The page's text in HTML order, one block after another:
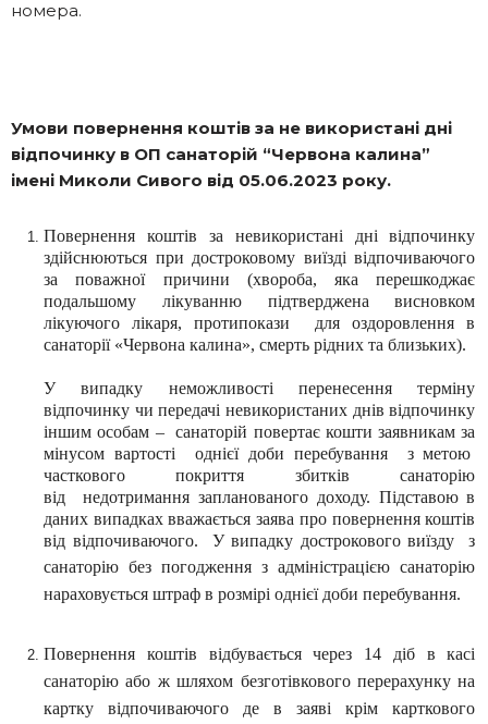
номера.
Умови повернення коштів за не використані дні
відпочинку в ОП санаторій “Червона калина”
імені Миколи Сивого від 05.06.2023 року.
Повернення коштів за невикористані дні відпочинку
здійснюються при достроковому виїзді відпочиваючого
за поважної причини (хвороба, яка перешкоджає
подальшому лікуванню підтверджена висновком
лікуючого лікаря, протипокази для оздоровлення в
санаторії «Червона калина», смерть рідних та близьких).
У випадку неможливості перенесення терміну
відпочинку чи передачі невикористаних днів відпочинку
іншим особам – санаторій повертає кошти заявникам за
мінусом вартості
однієї доби перебування з метою
часткового покриття збитків санаторію
від
недотримання запланованого доходу. Підставою в
даних випадках вважається заява про повернення коштів
від відпочиваючого.
У випадку дострокового виїзду з
санаторію без погодження з адміністрацієюсанаторію
нараховується штраф в розмірі однієї доби перебування.
Повернення коштів відбувається через 14 діб в касі
санаторію або ж шляхом безготівкового перерахунку на
картку відпочиваючого де в заяві крім карткового